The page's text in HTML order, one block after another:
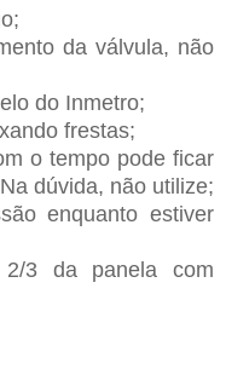
da válvula, não
do Inmetro;
frestas;
o tempo pode ficar
dúvida, não utilize;
enquanto estiver
3 da panela com